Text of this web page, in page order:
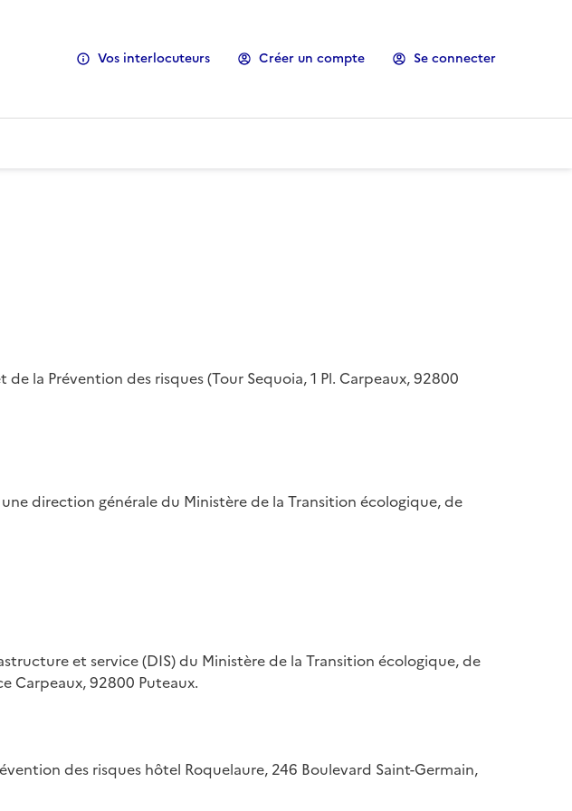
Vos interlocuteurs Créer un compte Se connecter
la Prévention des risques (Tour Sequoia, 1 Pl. Carpeaux, 92800
direction générale du Ministère de la Transition écologique, de
et service (DIS) du Ministère de la Transition écologique, de
Carpeaux, 92800 Puteaux.
des risques hôtel Roquelaure, 246 Boulevard Saint-Germain,